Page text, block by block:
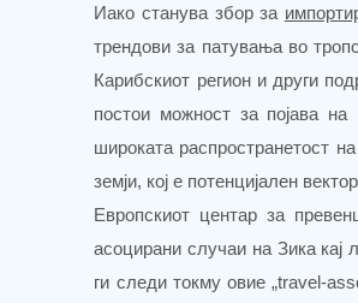
Иако станува збор за
трендови за патувања во
Карибскиот регион и други
постои можност за појава
широката распространетост
земји, кој е потенцијален
Европскиот центар за
асоцирани случаи на Зика кај
ги следи токму овие „travel-